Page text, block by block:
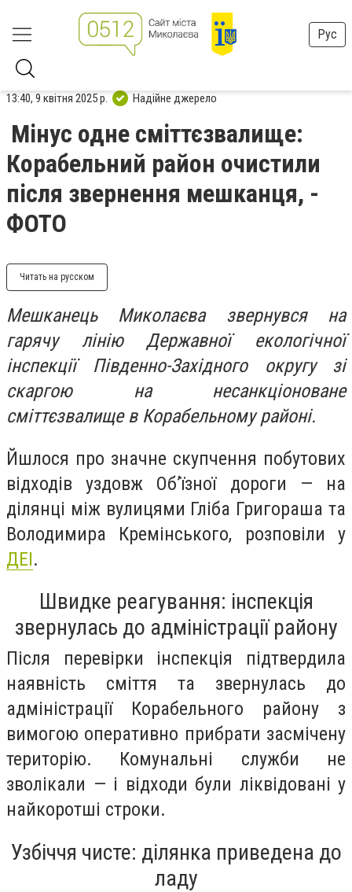
Рус
13:40, 9 квітня 2025 р. Надійне джерело
Мінус одне сміттєзвалище:
Корабельний район очистили
після звернення мешканця, -
ФОТО
Читать на русском
Мешканець Миколаєва звернувся на
гарячу лінію Державної екологічної
інспекції Південно-Західного округу зі
скаргою на несанкціоноване
сміттєзвалище в Корабельному районі.
Йшлося про значне скупчення побутових
відходів уздовж Об’їзної дороги — на
ділянці між вулицями Гліба Григораша та
Володимира Кремінського, розповіли у
ДЕІ.
Швидке реагування: інспекція
звернулась до адміністрації району
Після перевірки інспекція підтвердила
наявність сміття та звернулась до
адміністрації Корабельного району з
вимогою оперативно прибрати засмічену
територію. Комунальні служби не
зволікали — і відходи були ліквідовані у
найкоротші строки.
Узбіччя чисте: ділянка приведена до
ладу